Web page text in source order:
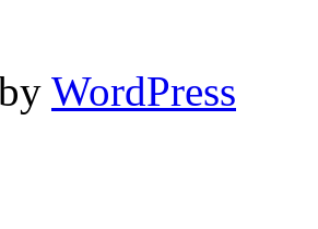
WordPress